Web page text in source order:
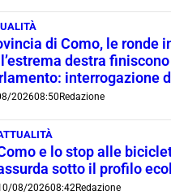
di Como, le ronde
destra
interrogazione
202608:50Redazione
e lo stop alle
sotto il profilo
08/202608:42Redazione